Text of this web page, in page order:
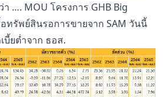
า …. MOU โครงการ GHB Big
ทรัพย์สินรอการขายจาก SAM วันนี้
บี้ยต่ำจาก ธอส.